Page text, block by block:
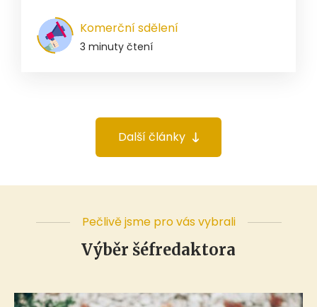
Komerční sdělení
3 minuty čtení
Další články
Pečlivě jsme pro vás vybrali
Výběr šéfredaktora